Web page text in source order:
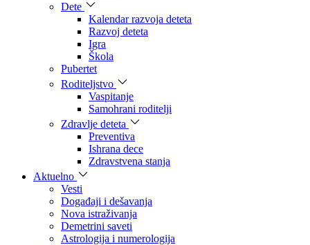
Dete
Kalendar razvoja deteta
Razvoj deteta
Igra
Škola
Pubertet
Roditeljstvo
Vaspitanje
Samohrani roditelji
Zdravlje deteta
Preventiva
Ishrana dece
Zdravstvena stanja
Aktuelno
Vesti
Događaji i dešavanja
Nova istraživanja
Demetrini saveti
Astrologija i numerologija